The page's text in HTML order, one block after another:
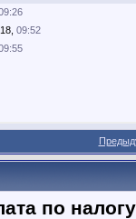
09:52
по